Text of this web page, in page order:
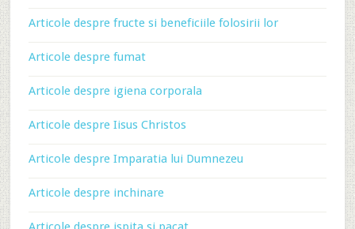
Articole despre fructe si beneficiile folosirii lor
Articole despre fumat
Articole despre igiena corporala
Articole despre Iisus Christos
Articole despre Imparatia lui Dumnezeu
Articole despre inchinare